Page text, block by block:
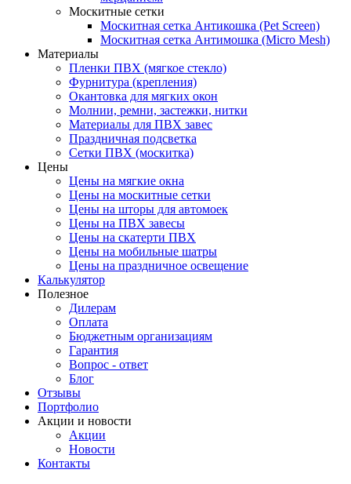
Москитные сетки
Москитная сетка Антикошка (Pet Screen)
Москитная сетка Антимошка (Micro Mesh)
Материалы
Пленки ПВХ (мягкое стекло)
Фурнитура (крепления)
Окантовка для мягких окон
Молнии, ремни, застежки, нитки
Материалы для ПВХ завес
Праздничная подсветка
Сетки ПВХ (москитка)
Цены
Цены на мягкие окна
Цены на москитные сетки
Цены на шторы для автомоек
Цены на ПВХ завесы
Цены на скатерти ПВХ
Цены на мобильные шатры
Цены на праздничное освещение
Калькулятор
Полезное
Дилерам
Оплата
Бюджетным организациям
Гарантия
Вопрос - ответ
Блог
Отзывы
Портфолио
Акции и новости
Акции
Новости
Контакты